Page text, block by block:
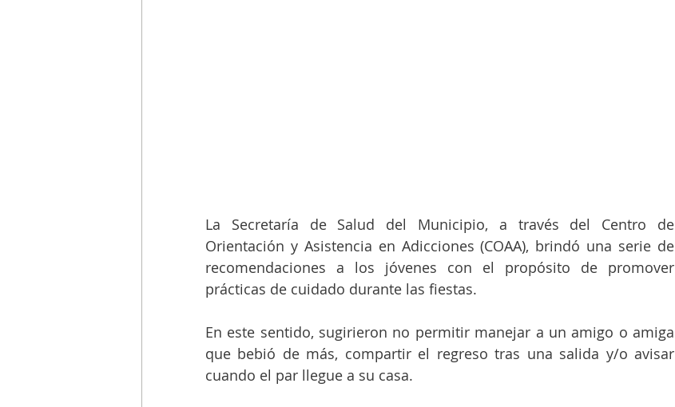
La Secretaría de Salud del Municipio, a través del Centro de
Orientación y Asistencia en Adicciones (COAA), brindó una serie de
recomendaciones a los jóvenes con el propósito de promover
prácticas de cuidado durante las fiestas.
En este sentido, sugirieron no permitir manejar a un amigo o amiga
que bebió de más, compartir el regreso tras una salida y/o avisar
cuando el par llegue a su casa.